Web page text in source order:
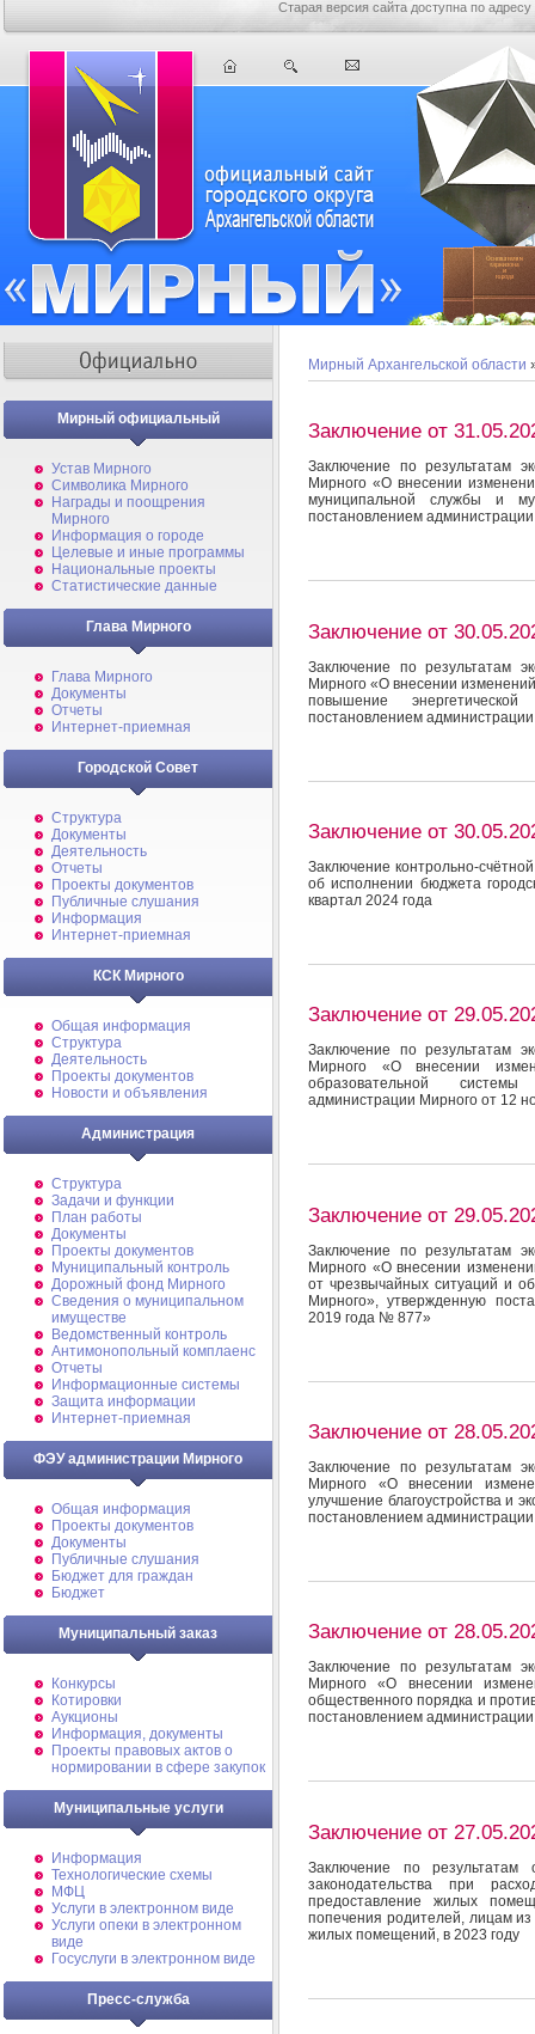
Старая версия сайта доступна по адресу
Мирный официальный
Устав Мирного
Символика Мирного
Награды и поощрения
Мирного
Информация о городе
Целевые и иные программы
Национальные проекты
Статистические данные
Глава Мирного
Глава Мирного
Документы
Отчеты
Интернет-приемная
Городской Совет
Структура
Документы
Деятельность
Отчеты
Проекты документов
Публичные слушания
Информация
Интернет-приемная
КСК Мирного
Общая информация
Структура
Деятельность
Проекты документов
Новости и объявления
Администрация
Структура
Задачи и функции
План работы
Документы
Проекты документов
Муниципальный контроль
Дорожный фонд Мирного
Cведения о муниципальном
имуществе
Ведомственный контроль
Антимонопольный комплаенс
Отчеты
Информационные системы
Защита информации
Интернет-приемная
ФЭУ администрации Мирного
Общая информация
Проекты документов
Документы
Публичные слушания
Бюджет для граждан
Бюджет
Муниципальный заказ
Конкурсы
Котировки
Аукционы
Информация, документы
Проекты правовых актов о
нормировании в сфере закупок
Муниципальные услуги
Информация
Технологические схемы
МФЦ
Услуги в электронном виде
Услуги опеки в электронном
виде
Госуслуги в электронном виде
Пресс-служба
Мирный Архангельской области
Заключение от
Заключение по результатам
Мирного «О внесении
муниципальной службы и
постановлением
Заключение от
Заключение по результатам
Мирного «О внесении
повышение
постановлением
Заключение от
Заключение контрольно-
об исполнении бюджета
квартал 2024 года
Заключение от
Заключение по результатам
Мирного «О внесении
образовательной
администрации Мирного от 12
Заключение от
Заключение по результатам
Мирного «О внесении
от чрезвычайных ситуаций и
Мирного», утвержденную
2019 года № 877»
Заключение от
Заключение по результатам
Мирного «О внесении
улучшение благоустройства и
постановлением
Заключение от
Заключение по результатам
Мирного «О внесении
общественного порядка и
постановлением
Заключение от
Заключение по результатам
законодательства при
предоставление жилых
попечения родителей, лицам
жилых помещений, в 2023 году